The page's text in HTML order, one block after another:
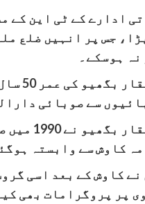
جس پر انہیں ضلع
ہوسکے۔
سے صوبائی
کاوش سے وابستہ ہوگئے تھے
نے کاوش کے بعد اسی
پر پروگرامات بھی